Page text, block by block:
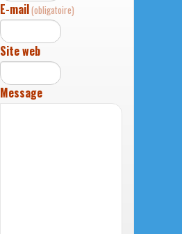
E-mail(obligatoire)
Site web
Message